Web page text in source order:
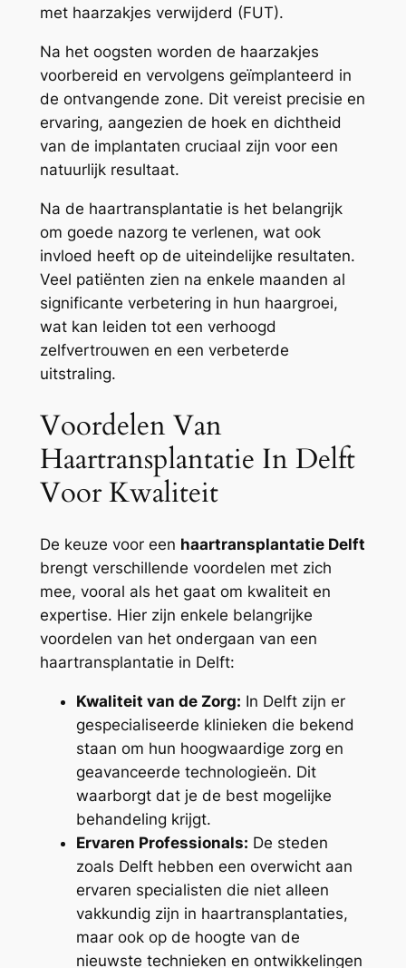
met haarzakjes verwijderd (FUT).
Na het oogsten worden de haarzakjes
voorbereid en vervolgens geïmplanteerd in
de ontvangende zone. Dit vereist precisie en
ervaring, aangezien de hoek en dichtheid
van de implantaten cruciaal zijn voor een
natuurlijk resultaat.
Na de haartransplantatie is het belangrijk
om goede nazorg te verlenen, wat ook
invloed heeft op de uiteindelijke resultaten.
Veel patiënten zien na enkele maanden al
significante verbetering in hun haargroei,
wat kan leiden tot een verhoogd
zelfvertrouwen en een verbeterde
uitstraling.
Voordelen Van
Haartransplantatie In Delft
Voor Kwaliteit
De keuze voor een haartransplantatie Delft
brengt verschillende voordelen met zich
mee, vooral als het gaat om kwaliteit en
expertise. Hier zijn enkele belangrijke
voordelen van het ondergaan van een
haartransplantatie in Delft:
Kwaliteit van de Zorg: In Delft zijn er
gespecialiseerde klinieken die bekend
staan om hun hoogwaardige zorg en
geavanceerde technologieën. Dit
waarborgt dat je de best mogelijke
behandeling krijgt.
Ervaren Professionals: De steden
zoals Delft hebben een overwicht aan
ervaren specialisten die niet alleen
vakkundig zijn in haartransplantaties,
maar ook op de hoogte van de
nieuwste technieken en ontwikkelingen